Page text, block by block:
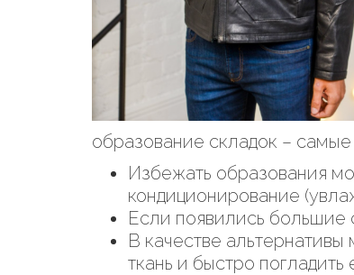
образование складок –
Избежать образования
кондиционирование
Если появились большие
В качестве
ткань и быстро